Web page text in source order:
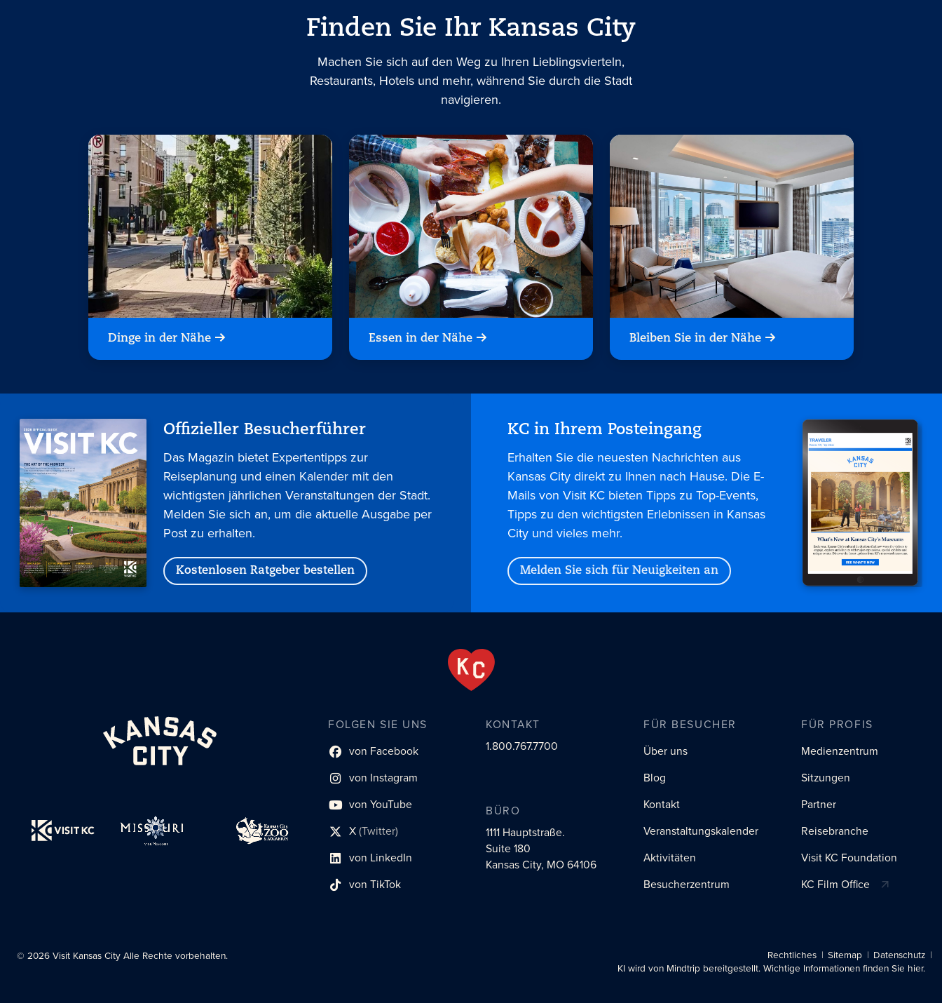
Finden Sie Ihr Kansas City
Machen Sie sich auf den Weg zu Ihren Lieblingsvierteln,
Restaurants, Hotels und mehr, während Sie durch die Stadt
navigieren.
Dinge in der Nähe Essen in der Nähe Bleiben Sie in der Nähe
Offizieller Besucherführer
Das Magazin bietet Expertentipps zur
Reiseplanung und einen Kalender mit den
wichtigsten jährlichen Veranstaltungen der Stadt.
Melden Sie sich an, um die aktuelle Ausgabe per
Post zu erhalten.
Kostenlosen Ratgeber bestellen
KC in Ihrem Posteingang
Erhalten Sie die neuesten Nachrichten aus
Kansas City direkt zu Ihnen nach Hause. Die E-
Mails von Visit KC bieten Tipps zu Top-Events,
Tipps zu den wichtigsten Erlebnissen in Kansas
City und vieles mehr.
Melden Sie sich für Neuigkeiten an
FOLGEN SIE UNS
Link zum sozialen Profil
von Facebook
Link zum sozialen Profil
von Instagram
Link zum sozialen Profil
von YouTube
X(Twitter)
Social-Profil-Link
Link zum sozialen Profil
von LinkedIn
Link zum sozialen Profil
von TikTok
KONTAKT
1.800.767.7700
BÜRO
1111 Hauptstraße.
Suite 180
Kansas City, MO 64106
FÜR BESUCHER
Über uns
Blog
Kontakt
Veranstaltungskalender
Aktivitäten
Besucherzentrum
FÜR PROFIS
Medienzentrum
Sitzungen
Partner
Reisebranche
Visit KC Foundation
KC Film Office
Rechtliches Sitemap
Datenschutz
KI wird von Mindtrip bereitgestellt. Wichtige Informationen finden Sie hier.
© 2026 Visit Kansas City Alle Rechte vorbehalten.